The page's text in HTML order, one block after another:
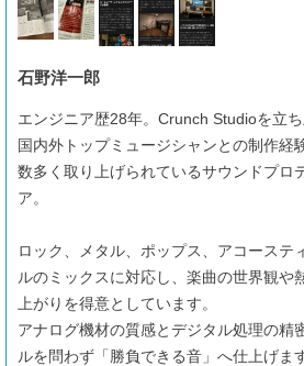
石野洋一郎
エンジニア歴28年。Crunch Studioを立ち
国内外トップミュージシャンとの制作経
数多く取り上げられているサウンドプロ
ア。
ロック、メタル、ポップス、アコーステ
ルのミックスに対応し、楽曲の世界観や
上がりを得意としています。
アナログ機材の質感とデジタル処理の精
ルを問わず「勝負できる音」へ仕上げま